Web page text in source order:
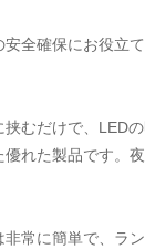
安全確保にお役立
挟むだけで、LED
優れた製品です。
非常に簡単で、ラ